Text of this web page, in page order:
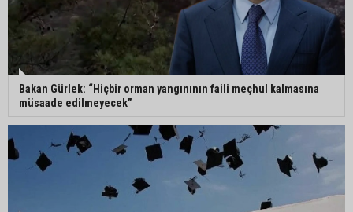
Murat Şahin Aktürk, YENİ Parti Tufanbeyli İlçe
Başkanı oldu
ASKİ Genel Müdürü Mansur Aladağ emekli oldu
İngiltere’nin çöpü Adana’ya geldi, mikroplastik
tartışması büyüdü
Bakan Gürlek: “Hiçbir orman yangınının faili meçhul kalmasına
müsaade edilmeyecek”